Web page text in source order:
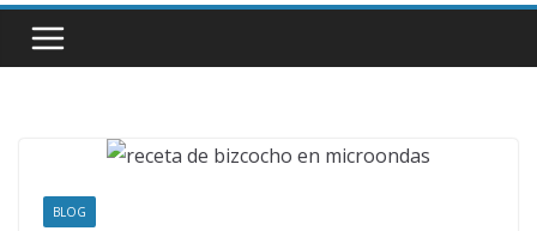
BLOG